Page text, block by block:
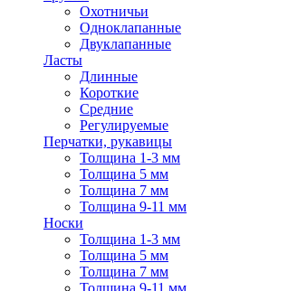
Охотничьи
Одноклапанные
Двуклапанные
Ласты
Длинные
Короткие
Средние
Регулируемые
Перчатки, рукавицы
Толщина 1-3 мм
Толщина 5 мм
Толщина 7 мм
Толщина 9-11 мм
Носки
Толщина 1-3 мм
Толщина 5 мм
Толщина 7 мм
Толщина 9-11 мм